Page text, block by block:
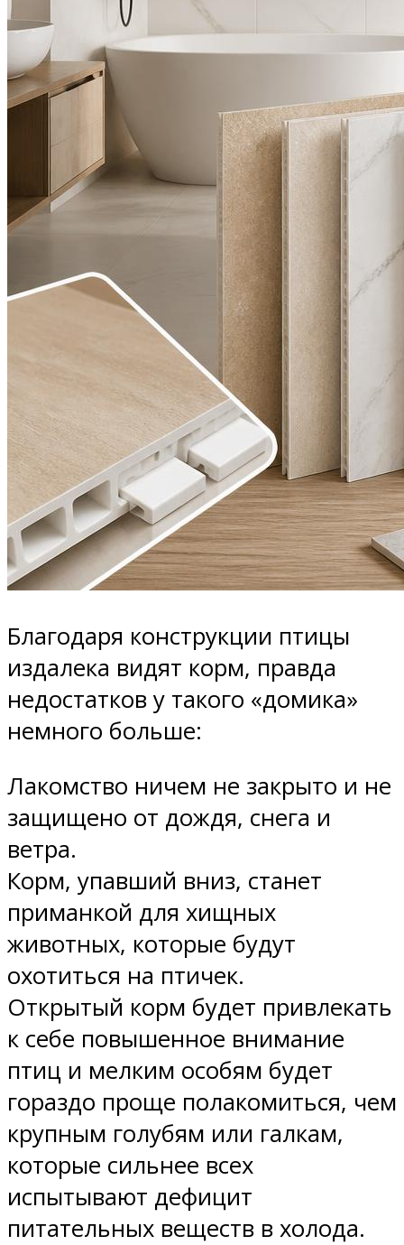
Благодаря конструкции птицы
издалека видят корм, правда
недостатков у такого «домика»
немного больше:
Лакомство ничем не закрыто и не
защищено от дождя, снега и
ветра.
Корм, упавший вниз, станет
приманкой для хищных
животных, которые будут
охотиться на птичек.
Открытый корм будет привлекать
к себе повышенное внимание
птиц и мелким особям будет
гораздо проще полакомиться, чем
крупным голубям или галкам,
которые сильнее всех
испытывают дефицит
питательных веществ в холода.